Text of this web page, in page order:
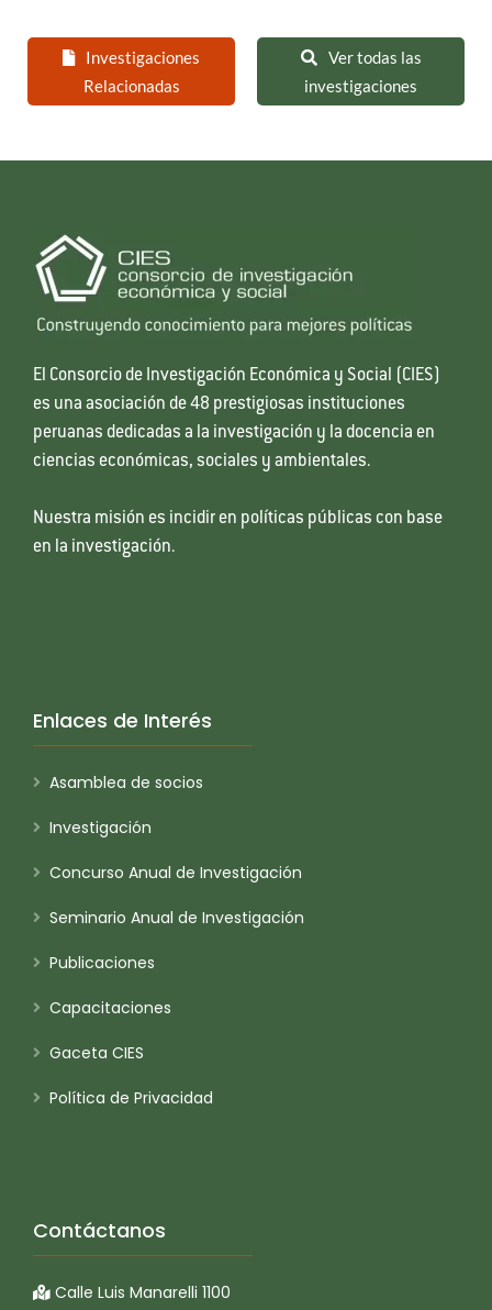
Investigaciones
Relacionadas
Ver todas las
investigaciones
El Consorcio de Investigación Económica y Social (CIES)
es una asociación de 48 prestigiosas instituciones
peruanas dedicadas a la investigación y la docencia en
ciencias económicas, sociales y ambientales.
Nuestra misión es incidir en políticas públicas con base
en la investigación.
Enlaces de Interés
Asamblea de socios
Investigación
Concurso Anual de Investigación
Seminario Anual de Investigación
Publicaciones
Capacitaciones
Gaceta CIES
Política de Privacidad
Contáctanos
Calle Luis Manarelli 1100